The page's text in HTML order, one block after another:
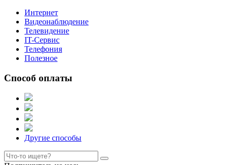
Интернет
Видеонаблюдение
Телевидение
IT-Сервис
Телефония
Полезное
Способ оплаты
Другие способы